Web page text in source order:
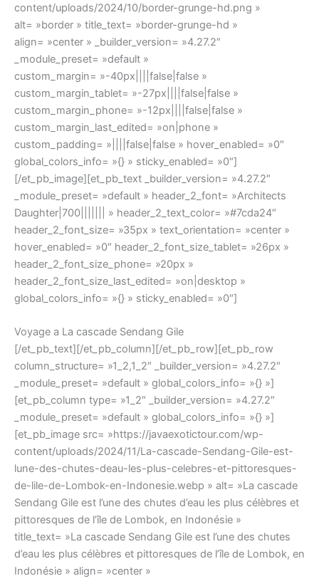
content/uploads/2024/10/border-grunge-hd.png »
alt= »border » title_text= »border-grunge-hd »
align= »center » _builder_version= »4.27.2″
_module_preset= »default »
custom_margin= »-40px||||false|false »
custom_margin_tablet= »-27px||||false|false »
custom_margin_phone= »-12px||||false|false »
custom_margin_last_edited= »on|phone »
custom_padding= »||||false|false » hover_enabled= »0″
global_colors_info= »{} » sticky_enabled= »0″]
[/et_pb_image][et_pb_text _builder_version= »4.27.2″
_module_preset= »default » header_2_font= »Architects
Daughter|700||||||| » header_2_text_color= »#7cda24″
header_2_font_size= »35px » text_orientation= »center »
hover_enabled= »0″ header_2_font_size_tablet= »26px »
header_2_font_size_phone= »20px »
header_2_font_size_last_edited= »on|desktop »
global_colors_info= »{} » sticky_enabled= »0″]
Voyage a La cascade Sendang Gile
[/et_pb_text][/et_pb_column][/et_pb_row][et_pb_row
column_structure= »1_2,1_2″ _builder_version= »4.27.2″
_module_preset= »default » global_colors_info= »{} »]
[et_pb_column type= »1_2″ _builder_version= »4.27.2″
_module_preset= »default » global_colors_info= »{} »]
[et_pb_image src= »https://javaexotictour.com/wp-
content/uploads/2024/11/La-cascade-Sendang-Gile-est-
lune-des-chutes-deau-les-plus-celebres-et-pittoresques-
de-lile-de-Lombok-en-Indonesie.webp » alt= »La cascade
Sendang Gile est l’une des chutes d’eau les plus célèbres et
pittoresques de l’île de Lombok, en Indonésie »
title_text= »La cascade Sendang Gile est l’une des chutes
d’eau les plus célèbres et pittoresques de l’île de Lombok, en
Indonésie » align= »center »